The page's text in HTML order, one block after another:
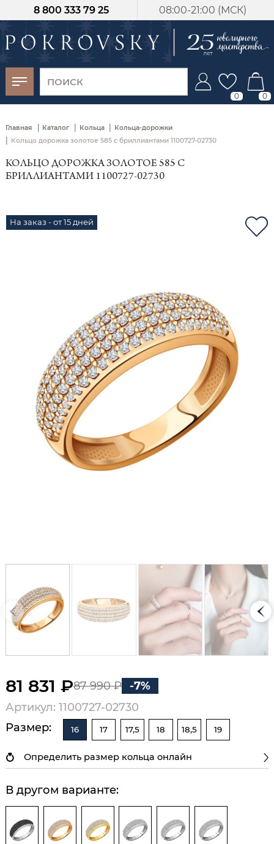
08:00-21:00 (МСК)
8 800 333 79 25
0 0
Главная | Каталог | Кольца | Кольца-дорожки
| Кольцо дорожка золотое 585 с бриллиантами 1100727-02730
КОЛЬЦО ДОРОЖКА ЗОЛОТОЕ 585 С
БРИЛЛИАНТАМИ 1100727-02730
На заказ - от 15 дней
81 831 ₽87 990 ₽
-7%
Артикул: 1100727-02730
Размер:
16 17 17,5 18 18,5 19
Определить размер кольца онлайн
В другом варианте:
-30%
от 15 дней с
момента оплаты